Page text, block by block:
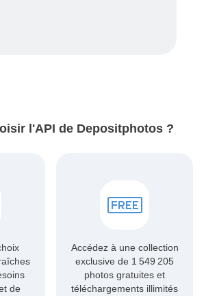
l'API de Depositphotos ?
de
Accédez à une collection
exclusive de 1 549 205
photos gratuites et
téléchargements illimités